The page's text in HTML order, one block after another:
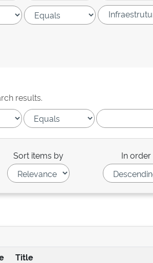
results.
Sort items by In order
Title